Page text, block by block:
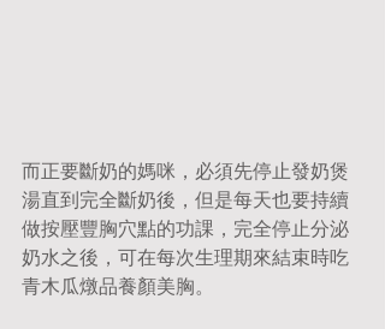
而正要斷奶的媽咪，必須先停止發奶煲
湯直到完全斷奶後，但是每天也要持續
做按壓豐胸穴點的功課，完全停止分泌
奶水之後，可在每次生理期來結束時吃
青木瓜燉品養顏美胸。